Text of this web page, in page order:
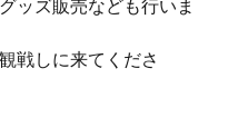
ッズ販売なども行いま
戦しに来てくださ